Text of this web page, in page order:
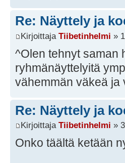
Re: Näyttely ja
Kirjoittaja Tiibetinhelmi »
^Olen tehnyt saman
ryhmänäyttelyitä
vähemmän väkeä ja
Re: Näyttely ja
Kirjoittaja Tiibetinhelmi »
Onko täältä ketään